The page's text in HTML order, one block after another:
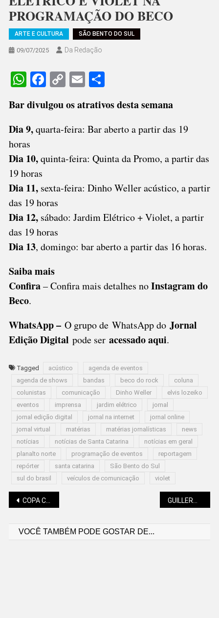
PROGRAMAÇÃO DO BECO
ARTE E CULTURA SÃO BENTO DO SUL
09/07/2025 Da Redação
WhatsApp
Facebook
CopyEmailShare
Bar divulgou os atrativos desta semana
Dia 9,quarta-feira: Bar aberto a partir das 19
horas
Dia 10,quinta-feira: Quinta da Promo, a partir das
19 horas
Dia 11,sexta-feira: Dinho Weller acústico, a partir
das 19 horas
Dia 12,sábado: Jardim Elétrico + Violet, a partir
das 19 horas
Dia 13, domingo: bar aberto a partir das 16 horas.
Saiba mais
Confira– Confira mais detalhes noInstagram do
Beco.
WhatsApp – O grupo de WhatsApp doJornal
Edição Digital pode ser acessado aqui.
Tagged acústico
agenda de eventos
agenda de shows
bandas beco do rock
coluna
colunistas
comunicação Dinho Weller
elvis lozeiko
eventos
imprensa jardim elétrico
jornal
jornal edição digital
jornal na internet
jornal online
jornal virtual
matérias matérias jornalísticas
news
notícias
notícias de Santa Catarina
notícias em geral
planalto norte
programação de eventos
reportagem
repórter
santa catarina
São Bento do Sul
sul do brasil
veículos de comunicação violet
Navegação
COPA COYOTES DE MTB REUNIU DEZENAS DE PARTICIPANTES
VOCÊ TAMBÉM PODE GOSTAR DE...